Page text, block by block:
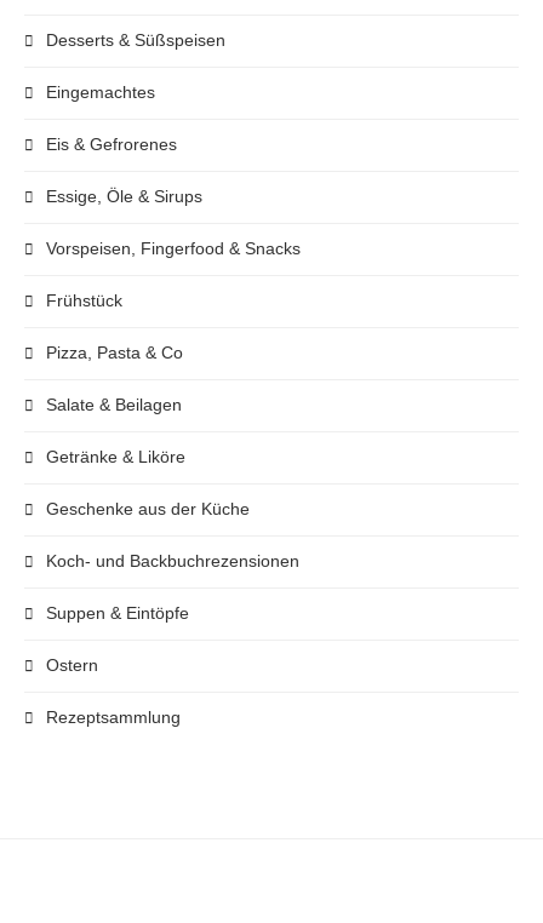
Desserts & Süßspeisen
Eingemachtes
Eis & Gefrorenes
Essige, Öle & Sirups
Vorspeisen, Fingerfood & Snacks
Frühstück
Pizza, Pasta & Co
Salate & Beilagen
Getränke & Liköre
Geschenke aus der Küche
Koch- und Backbuchrezensionen
Suppen & Eintöpfe
Ostern
Rezeptsammlung